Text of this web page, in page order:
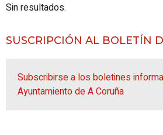
Sin resultados.
SUSCRIPCIÓN AL BOLETÍN
Subscribirse a los boletines
Ayuntamiento de A Coruña